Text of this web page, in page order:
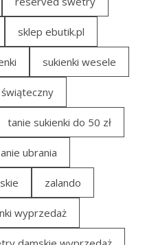
sklep ebutik.pl
sukienki wesele
tanie sukienki do 50 zł
ubrania
zalando
wyprzedaż